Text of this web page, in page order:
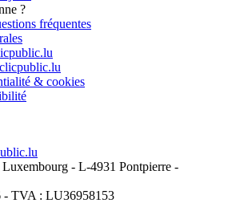
?
fréquentes
& cookies
Luxembourg - L-4931 Pontpierre -
- TVA : LU36958153